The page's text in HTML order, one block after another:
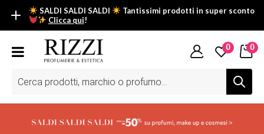
SALDI SALDI SALDI
Tantissimi prodotti in super sconto
Clicca qui!
SALDI SALDI SALDI
Fino al -50% su tantissimi prodotti beauty nella sezione saldi: il
Scopri tutti i prodotti in super saldo!Clicca qui
prodotti
0 0